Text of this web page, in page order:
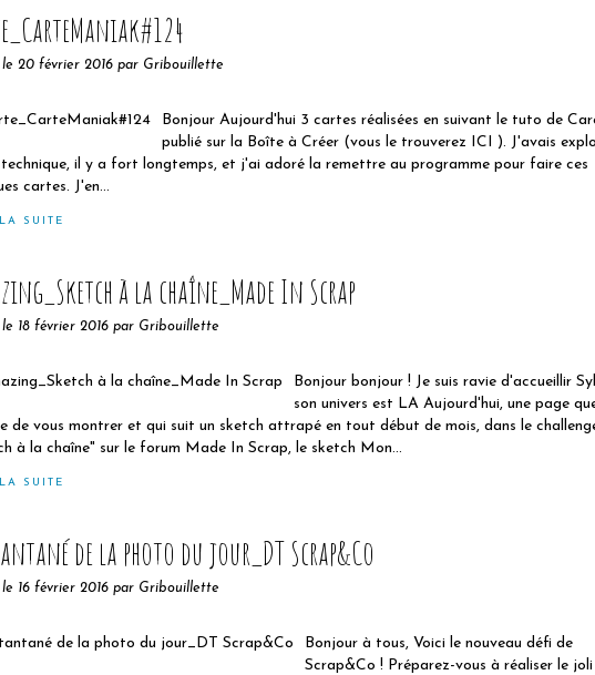
le 20 février 2016 par Gribouillette
Bonjour Aujourd'hui 3 cartes réalisées en suivant le tuto de
publié sur la Boîte à Créer (vous le trouverez ICI ). J'avais
il y a fort longtemps, et j'ai adoré la remettre au programme pour faire ces
cartes. J'en...
SUITE
à la chaîne_Made In Scrap
le 18 février 2016 par Gribouillette
Bonjour bonjour ! Je suis ravie d'accueillir
son univers est LA Aujourd'hui, une page
de vous montrer et qui suit un sketch attrapé en tout début de mois, dans le
à la chaîne" sur le forum Made In Scrap, le sketch Mon...
SUITE
de la photo du jour_DT Scrap&Co
le 16 février 2016 par Gribouillette
Bonjour à tous, Voici le nouveau défi de
Scrap&Co ! Préparez-vous à réaliser le